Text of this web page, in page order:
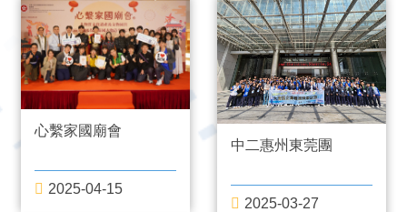
心繫家國廟會
2025-04-15
中二惠州東莞團
2025-03-27